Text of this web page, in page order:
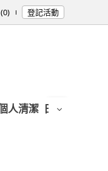
登記活動
人清潔 日用/紙品